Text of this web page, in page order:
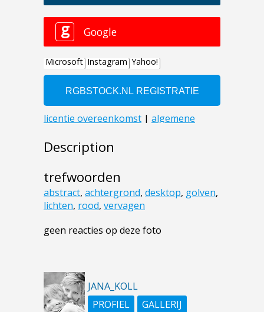
Description
trefwoorden
abstract, achtergrond, desktop, golven,
lichten, rood, vervagen
geen reacties op deze foto
JANA_KOLL
PROFIEL
GALLERIJ